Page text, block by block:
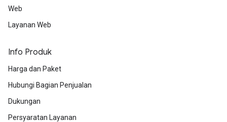
Web
Layanan Web
Info Produk
Harga dan Paket
Hubungi Bagian Penjualan
Dukungan
Persyaratan Layanan